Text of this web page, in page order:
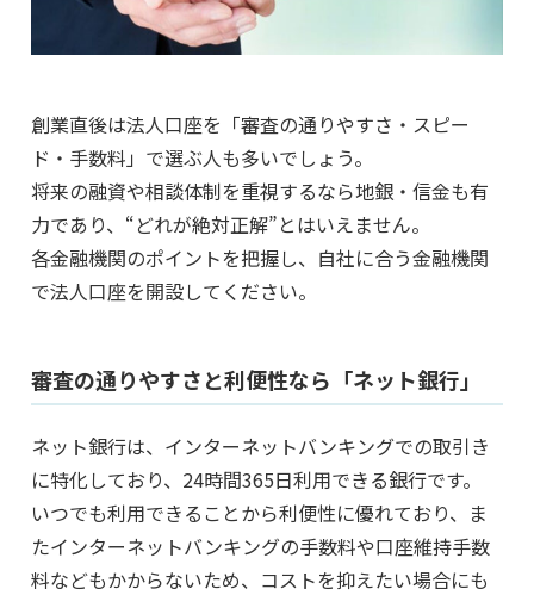
創業直後は法人口座を「審査の通りやすさ・スピー
ド・手数料」で選ぶ人も多いでしょう。
将来の融資や相談体制を重視するなら地銀・信金も有
力であり、“どれが絶対正解”とはいえません。
各金融機関のポイントを把握し、自社に合う金融機関
で法人口座を開設してください。
審査の通りやすさと利便性なら「ネット銀行」
ネット銀行は、インターネットバンキングでの取引き
に特化しており、24時間365日利用できる銀行です。
いつでも利用できることから利便性に優れており、ま
たインターネットバンキングの手数料や口座維持手数
料などもかからないため、コストを抑えたい場合にも